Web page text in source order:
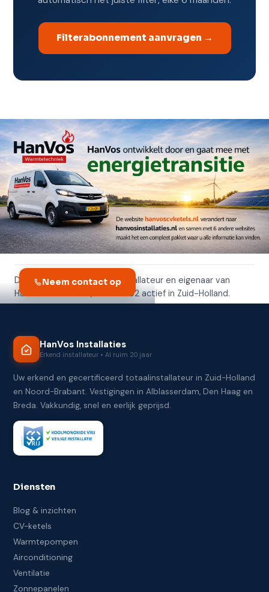
Filterabonnement aanvragen →
Neem contact op
DoorBart van der Ark— installateur en eigenaar van
HanVos Installaties, sinds 2002 actief in Zuid-Holland.
HanVos Installaties
Erkend installateur • Al ruim 20 jaar
Uw erkend en gecertificeerd totaalinstallateur in Zuid-Holland
en Noord-Brabant. Vestigingen in Alblasserdam, Den Haag en
Breda. Vakkundig, snel en eerlijk geprijsd.
Diensten
Blog & inzichten
CV-ketels
Warmtepompen
Airconditioning
Ventilatie
Zonnepanelen